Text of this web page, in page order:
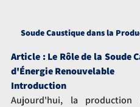
Soude Caustique dans la
Article : Le Rôle de la Soude
d'Énergie Renouvelable
Introduction
Aujourd'hui, la production